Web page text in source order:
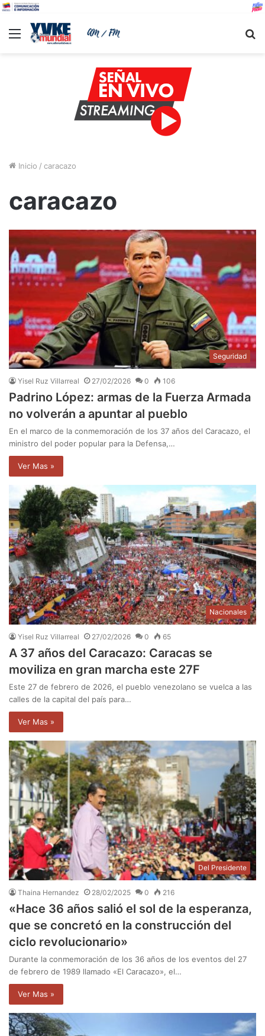
Menu
Inicio / caracazo
caracazo
Seguridad
Yisel Ruz Villarreal 27/02/2026 0 106
Padrino López: armas de la Fuerza Armada
no volverán a apuntar al pueblo
En el marco de la conmemoración de los 37 años del Caracazo, el
ministro del poder popular para la Defensa,…
Ver Mas »
Nacionales
Yisel Ruz Villarreal 27/02/2026 0 65
A 37 años del Caracazo: Caracas se
moviliza en gran marcha este 27F
Este 27 de febrero de 2026, el pueblo venezolano se vuelca a las
calles de la capital del país para…
Ver Mas »
Del Presidente
Thaina Hernandez 28/02/2025 0 216
«Hace 36 años salió el sol de la esperanza,
que se concretó en la construcción del
ciclo revolucionario»
Durante la conmemoración de los 36 años de los eventos del 27
de febrero de 1989 llamado «El Caracazo», el…
Ver Mas »